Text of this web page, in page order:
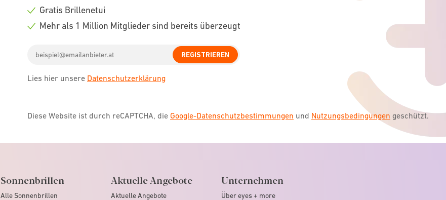
Check
Check
Gratis Brillenetui
Mehr als 1 Million Mitglieder sind bereits überzeugt
address
REGISTRIEREN
Lies hier unsere Datenschutzerklärung
Diese Website ist durch reCAPTCHA, die Google-Datenschutzbestimmungen und Nutzungsbedingungen geschützt.
Sonnenbrillen
Alle Sonnenbrillen
Aktuelle Angebote
Aktuelle Angebote
Unternehmen
Über eyes + more